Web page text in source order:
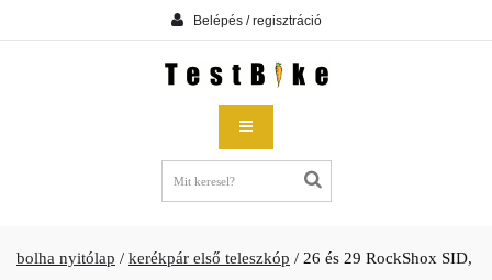
Belépés / regisztráció
bolha nyitólap / kerékpár első teleszkóp / 26 és 29 RockShox SID,